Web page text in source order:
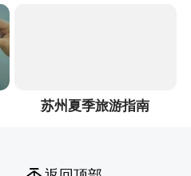
苏州夏季旅游指南